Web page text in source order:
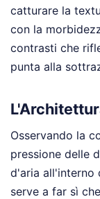
catturare la
con la
contrasti che
punta alla
Osservando la
pressione delle
d'aria all'interno
serve a far sì